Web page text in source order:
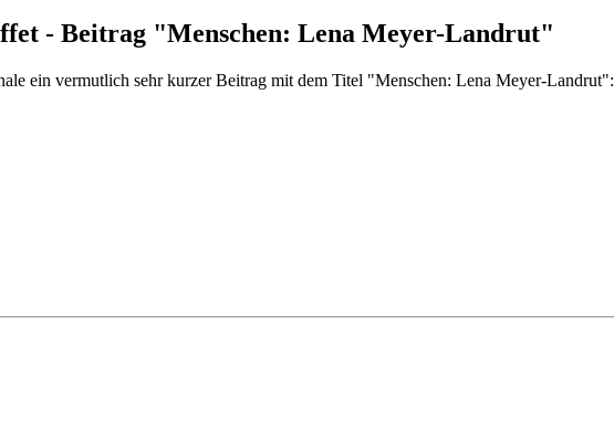
- Beitrag "Menschen: Lena Meyer-Landrut"
ein vermutlich sehr kurzer Beitrag mit dem Titel "Menschen: Lena Meyer-Landrut":